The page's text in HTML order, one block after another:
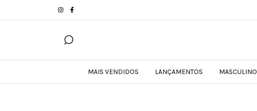
MAIS VENDIDOS LANÇAMENTOS MASCULINO